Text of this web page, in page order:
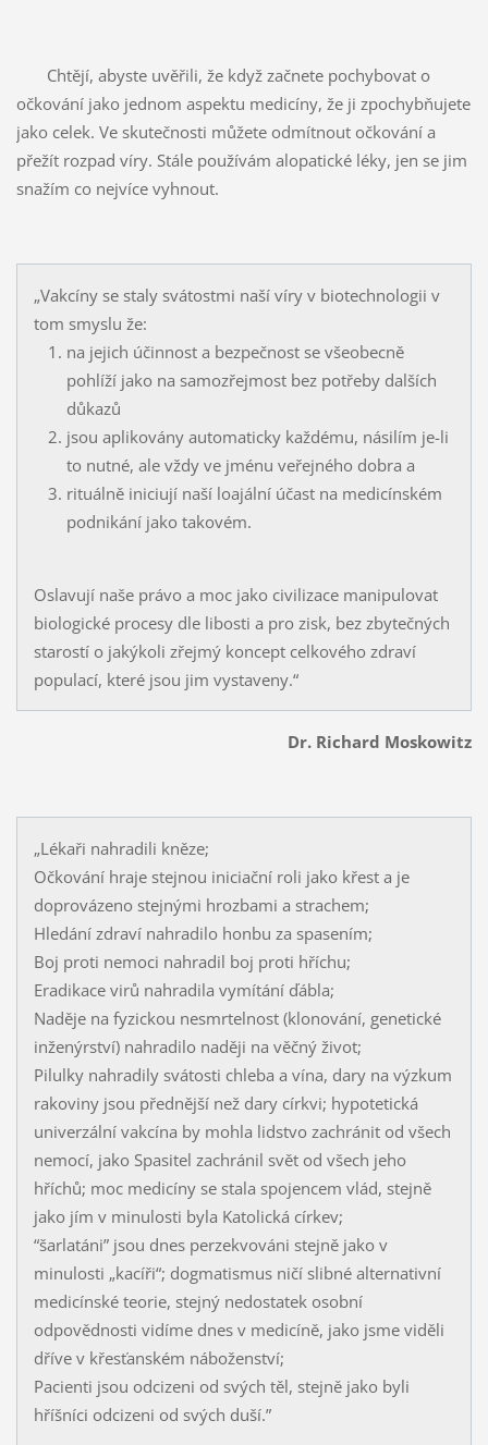
Chtějí, abyste uvěřili, že když začnete pochybovat o
očkování jako jednom aspektu medicíny, že ji zpochybňujete
jako celek. Ve skutečnosti můžete odmítnout očkování a
přežít rozpad víry. Stále používám alopatické léky, jen se jim
snažím co nejvíce vyhnout.
„Vakcíny se staly svátostmi naší víry v biotechnologii v
tom smyslu že:
na jejich účinnost a bezpečnost se všeobecně
pohlíží jako na samozřejmost bez potřeby dalších
důkazů
jsou aplikovány automaticky každému, násilím je-li
to nutné, ale vždy ve jménu veřejného dobra a
rituálně iniciují naší loajální účast na medicínském
podnikání jako takovém.
Oslavují naše právo a moc jako civilizace manipulovat
biologické procesy dle libosti a pro zisk, bez zbytečných
starostí o jakýkoli zřejmý koncept celkového zdraví
populací, které jsou jim vystaveny.“
Dr. Richard Moskowitz
„Lékaři nahradili kněze;
Očkování hraje stejnou iniciační roli jako křest a je
doprovázeno stejnými hrozbami a strachem;
Hledání zdraví nahradilo honbu za spasením;
Boj proti nemoci nahradil boj proti hříchu;
Eradikace virů nahradila vymítání ďábla;
Naděje na fyzickou nesmrtelnost (klonování, genetické
inženýrství) nahradilo naději na věčný život;
Pilulky nahradily svátosti chleba a vína, dary na výzkum
rakoviny jsou přednější než dary církvi; hypotetická
univerzální vakcína by mohla lidstvo zachránit od všech
nemocí, jako Spasitel zachránil svět od všech jeho
hříchů; moc medicíny se stala spojencem vlád, stejně
jako jím v minulosti byla Katolická církev;
“šarlatáni” jsou dnes perzekvováni stejně jako v
minulosti „kacíři“; dogmatismus ničí slibné alternativní
medicínské teorie, stejný nedostatek osobní
odpovědnosti vidíme dnes v medicíně, jako jsme viděli
dříve v křesťanském náboženství;
Pacienti jsou odcizeni od svých těl, stejně jako byli
hříšníci odcizeni od svých duší.”